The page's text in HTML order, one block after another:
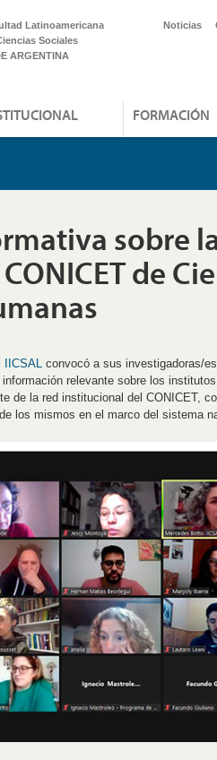
Latinoamericana
Sociales
ARGENTINA
Noticias
FORMACIÓN
sobre
de
IICSAL convocó a sus investigadoras/
relevante sobre los
de la red institucional del CONICET,
los mismos en el marco del sistema